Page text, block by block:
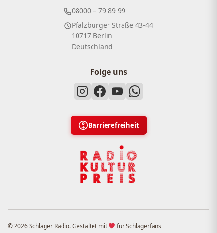
08000 – 79 89 99
Pfalzburger Straße 43-44
10717 Berlin
Deutschland
Folge uns
Barrierefreiheit
© 2026 Schlager Radio. Gestaltet mit für Schlagerfans